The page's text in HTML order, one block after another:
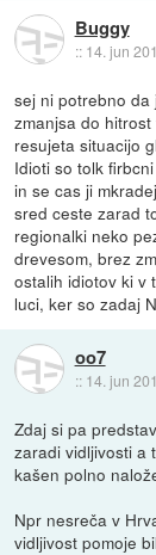
Buggy
:: 14. jun
sej ni potrebno
zmanjsa do
resujeta situacijo
Idioti so tolk
in se cas ji
sred ceste zarad
regionalki neko
drevesom, brez
ostalih idiotov ki v
luci, ker so zadaj
oo7
:: 14. jun
Zdaj si pa
zaradi vidljivosti a
kašen polno
Npr nesreča v
vidljivost pomoje